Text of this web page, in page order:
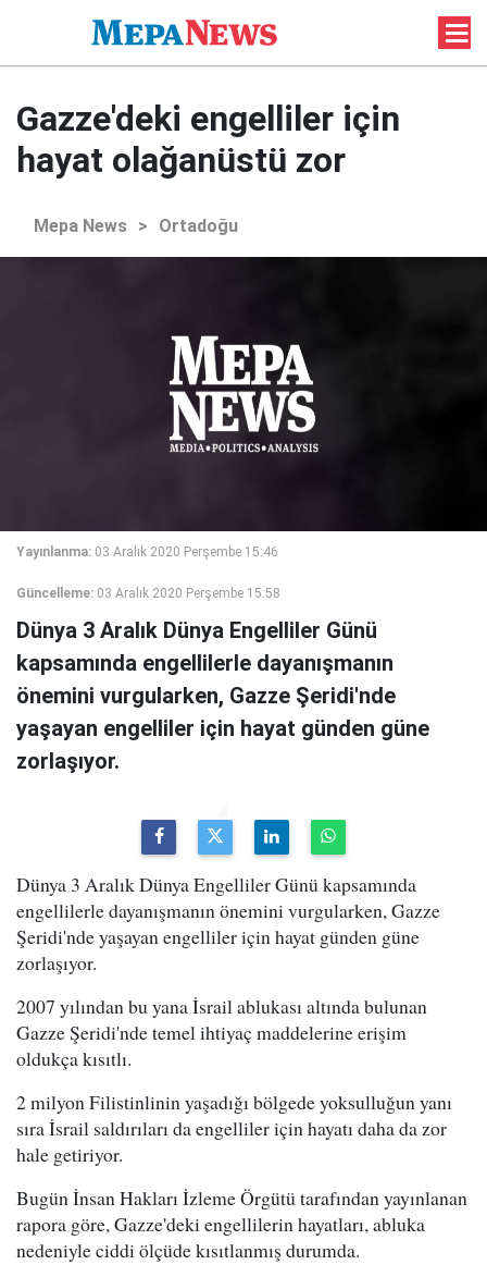
Gazze'deki engelliler için
hayat olağanüstü zor
Mepa News > Ortadoğu
Yayınlanma: 03 Aralık 2020 Perşembe 15:46
Güncelleme: 03 Aralık 2020 Perşembe 15:58
Dünya 3 Aralık Dünya Engelliler Günü
kapsamında engellilerle dayanışmanın
önemini vurgularken, Gazze Şeridi'nde
yaşayan engelliler için hayat günden güne
zorlaşıyor.
Dünya 3 Aralık Dünya Engelliler Günü kapsamında
engellilerle dayanışmanın önemini vurgularken, Gazze
Şeridi'nde yaşayan engelliler için hayat günden güne
zorlaşıyor.
2007 yılından bu yana İsrail ablukası altında bulunan
Gazze Şeridi'nde temel ihtiyaç maddelerine erişim
oldukça kısıtlı.
2 milyon Filistinlinin yaşadığı bölgede yoksulluğun yanı
sıra İsrail saldırıları da engelliler için hayatı daha da zor
hale getiriyor.
Bugün İnsan Hakları İzleme Örgütü tarafından yayınlanan
rapora göre, Gazze'deki engellilerin hayatları, abluka
nedeniyle ciddi ölçüde kısıtlanmış durumda.